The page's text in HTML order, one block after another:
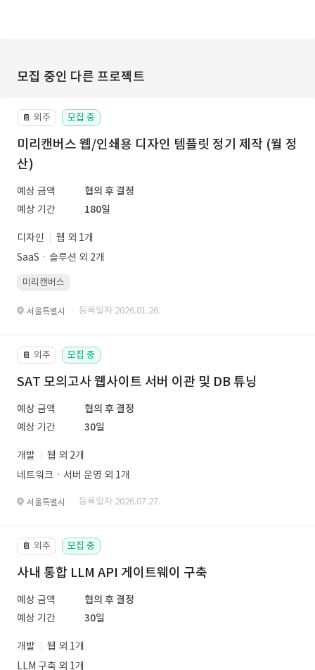
모집 중인 다른 프로젝트
📔 외주 모집 중
미리캔버스 웹/인쇄용 디자인 템플릿 정기 제작 (월 정
산)
예상 금액
협의 후 결정
예상 기간
180일
디자인
웹 외 1개
SaaSㆍ솔루션 외 2개
미리캔버스
서울특별시 · 등록일자 2026.01.26.
📔 외주 모집 중
SAT 모의고사 웹사이트 서버 이관 및 DB 튜닝
예상 금액
협의 후 결정
예상 기간
30일
개발
웹 외 2개
네트워크ㆍ서버 운영 외 1개
서울특별시 · 등록일자 2026.07.27.
📔 외주 모집 중
사내 통합 LLM API 게이트웨이 구축
예상 금액
협의 후 결정
예상 기간
30일
개발
웹 외 1개
LLM 구축 외 1개